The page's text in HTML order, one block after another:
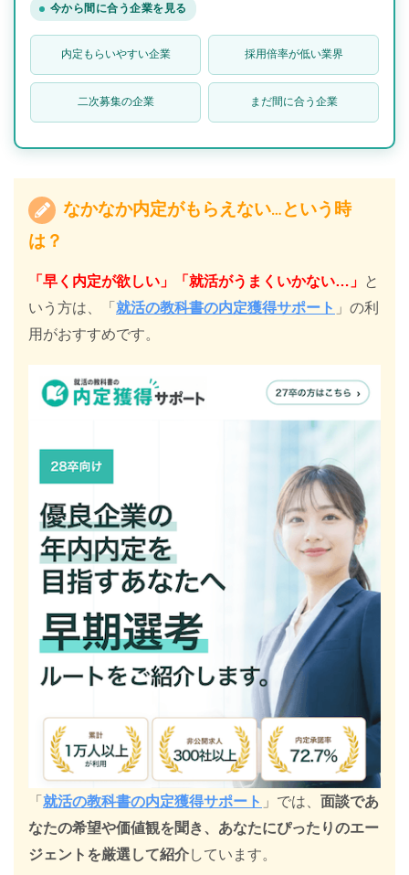
今から間に合う企業を見る
内定もらいやすい企業 採用倍率が低い業界
二次募集の企業 まだ間に合う企業
なかなか内定がもらえない…という時
は？
「早く内定が欲しい」「就活がうまくいかない…」 と
いう方は、「 就活の教科書の内定獲得サポート 」の利
用がおすすめです。
「 就活の教科書の内定獲得サポート 」では、 面談であ
なたの希望や価値観を聞き、あなたにぴったりのエー
ジェントを厳選して紹介しています。